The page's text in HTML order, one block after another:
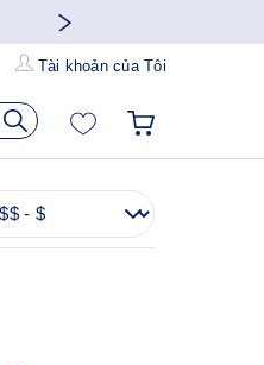
Tài khoản của Tôi